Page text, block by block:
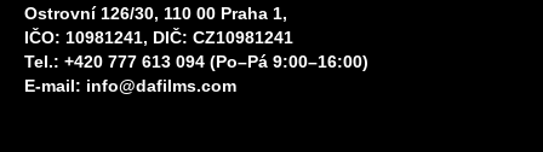
Ostrovní 126/30, 110 00 Praha 1,
IČO: 10981241, DIČ: CZ10981241
Tel.: +420 777 613 094 (Po–Pá 9:00–16:00)
E-mail: info@dafilms.com